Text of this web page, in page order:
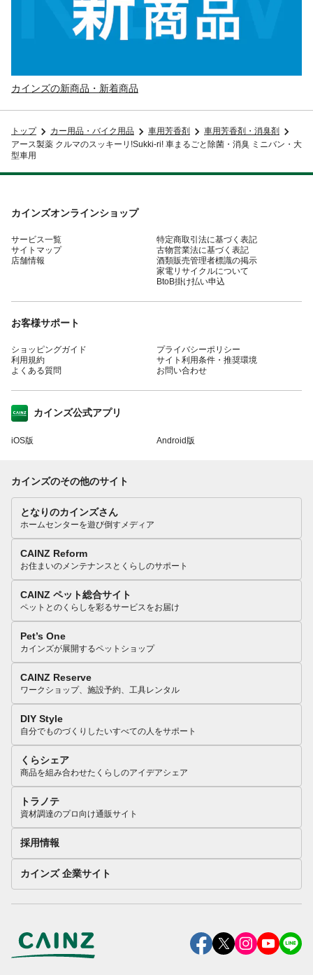
カインズの新商品・新着商品
トップ カー用品・バイク用品 車用芳香剤
車用芳香剤・消臭剤
アース製薬 クルマのスッキーリ!Sukki-ri! 車まるごと除菌・消臭 ミニバン・大
型車用
カインズオンラインショップ
サービス一覧
サイトマップ
店舗情報
特定商取引法に基づく表記
古物営業法に基づく表記
酒類販売管理者標識の掲示
家電リサイクルについて
BtoB掛け払い申込
お客様サポート
ショッピングガイド
利用規約
よくある質問
プライバシーポリシー
サイト利用条件・推奨環境
お問い合わせ
カインズ公式アプリ
iOS版 Android版
カインズのその他のサイト
となりのカインズさん
ホームセンターを遊び倒すメディア
CAINZ Reform
お住まいのメンテナンスとくらしのサポート
CAINZ ペット総合サイト
ペットとのくらしを彩るサービスをお届け
Pet’s One
カインズが展開するペットショップ
CAINZ Reserve
ワークショップ、施設予約、工具レンタル
DIY Style
自分でものづくりしたいすべての人をサポート
くらシェア
商品を組み合わせたくらしのアイデアシェア
トラノテ
資材調達のプロ向け通販サイト
採用情報
カインズ 企業サイト